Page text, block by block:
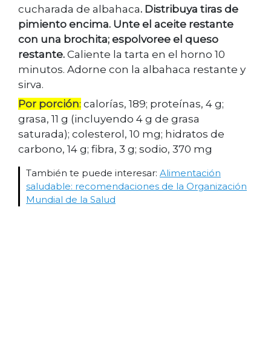
cucharada de albahaca. Distribuya tiras de
pimiento encima. Unte el aceite restante
con una brochita; espolvoree el queso
restante. Caliente la tarta en el horno 10
minutos. Adorne con la albahaca restante y
sirva.
Por porción: calorías, 189; proteínas, 4 g;
grasa, 11 g (incluyendo 4 g de grasa
saturada); colesterol, 10 mg; hidratos de
carbono, 14 g; fibra, 3 g; sodio, 370 mg
También te puede interesar: Alimentación
saludable: recomendaciones de la Organización
Mundial de la Salud